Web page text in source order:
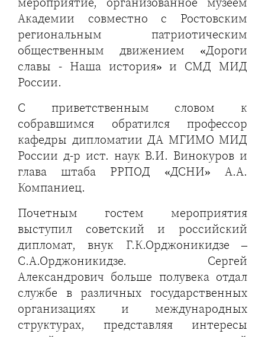
Академии совместно с Ростовским
региональным патриотическим
общественным движением «Дороги
славы - Наша история» и СМД МИД
России.
С приветственным словом к
собравшимся обратился профессор
кафедры дипломатии ДА МГИМО МИД
России д-р ист. наук В.И. Винокуров и
глава штаба РРПОД «ДСНИ» А.А.
Компаниец.
Почетным гостем мероприятия
выступил советский и российский
дипломат, внук Г.К.Орджоникидзе –
С.А.Орджоникидзе. Сергей
Александрович больше полувека отдал
службе в различных государственных
организациях и международных
структурах, представляя интересы